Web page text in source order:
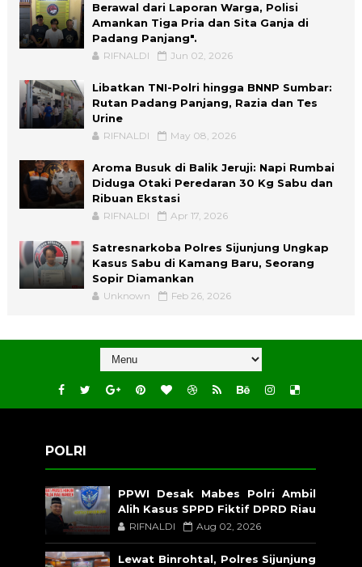
Berawal dari Laporan Warga, Polisi
Amankan Tiga Pria dan Sita Ganja di
Padang Panjang".
RIFNALDI Jun 02, 2026
Libatkan TNI-Polri hingga BNNP Sumbar:
Rutan Padang Panjang, Razia dan Tes
Urine
RIFNALDI May 08, 2026
Aroma Busuk di Balik Jeruji: Napi Rumbai
Diduga Otaki Peredaran 30 Kg Sabu dan
Ribuan Ekstasi
RIFNALDI Apr 17, 2026
Satresnarkoba Polres Sijunjung Ungkap
Kasus Sabu di Kamang Baru, Seorang
Sopir Diamankan
Unknown Feb 26, 2026
POLRI
PPWI Desak Mabes Polri Ambil
Alih Kasus SPPD Fiktif DPRD Riau
RIFNALDI Aug 02, 2026
Lewat Binrohtal, Polres Sijunjung